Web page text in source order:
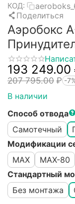
КОД:
Поделиться
Аэробокс
193 249.00
207 795.00 ₽ -
В наличии
Способ отвода
Самотечный
Модификации
MAX
MAX-80
Стандартный
Без монтажа